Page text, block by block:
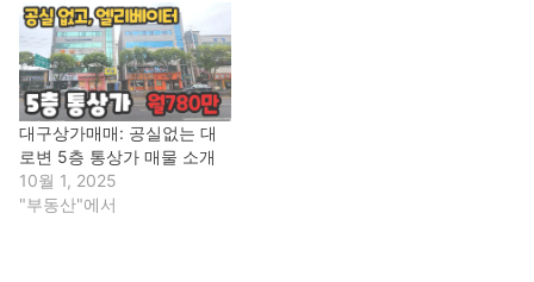
대구상가매매: 공실없는 대
로변 5층 통상가 매물 소개
10월 1, 2025
"부동산"에서